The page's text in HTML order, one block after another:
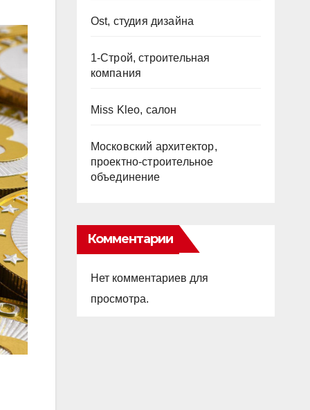
Ost, студия дизайна
1-Строй, строительная
компания
Miss Kleo, салон
Московский архитектор,
проектно-строительное
объединение
Комментарии
Нет комментариев для
просмотра.